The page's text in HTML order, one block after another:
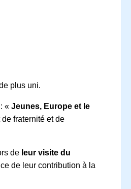
plus uni.
« Jeunes, Europe et le
fraternité et de
de leur visite du
de leur contribution à la